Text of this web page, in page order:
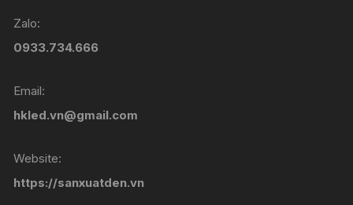
Zalo:
0933.734.666
Email:
hkled.vn@gmail.com
Website:
https://sanxuatden.vn